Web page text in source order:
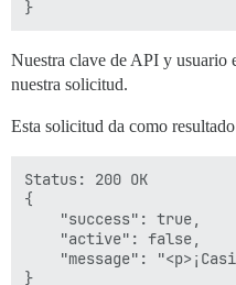
Nuestra clave de API y usuario
nuestra solicitud.
Esta solicitud da como
Status: 200 OK
{
    "success": true,
    "active": false,
"message":